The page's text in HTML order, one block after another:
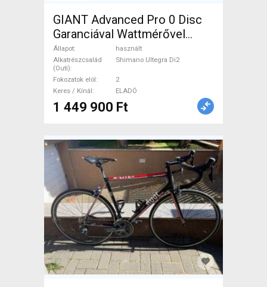
GIANT Advanced Pro 0 Disc
Garanciával Wattmérővel
Országúti Shimano Ultegra
Di2 tárcsafék használt ELADÓ
Állapot
használt
Alkatrészcsalád
(Outi)
Shimano Ultegra Di2
Fokozatok elöl
2
Keres / Kínál
ELADÓ
1 449 900 Ft